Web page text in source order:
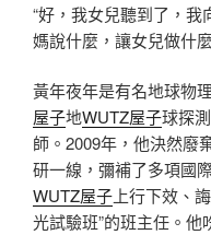
“好，我女兒聽到了，
媽說什麼，讓女兒做什
黃年夜年是有名地球物
屋子地WUTZ屋子球探
師。2009年，他決然廢
研一線，彌補了多項國
WUTZ屋子 上行下效、
光試驗班”的班主任。他